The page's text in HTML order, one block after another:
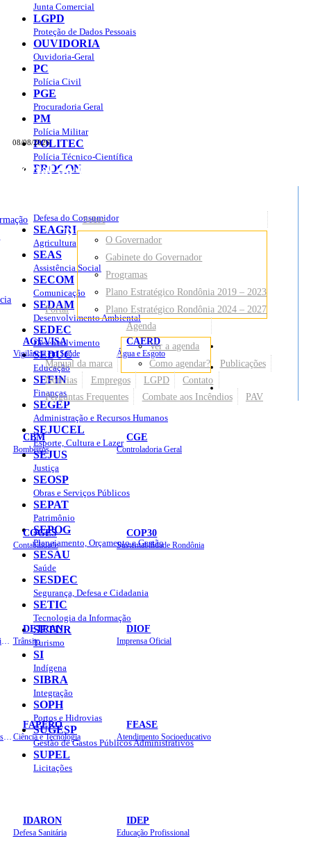
08/08/2026
Portal do Governo do
Rondônia
AGEVISA
Vigilância em Saúde
CAERD
Água e Esgoto
CBM
Bombeiros
CGE
Controladoria Geral
COGES
Contabilidade
COP30
Sustentabilidade Rondônia
DETRAN
Trânsito
DIOF
Imprensa Oficial
FAPERO
Ciência e Tecnologia
FEASE
Atendimento Socioeducativo
IDARON
Defesa Sanitária
IDEP
Educação Profissional
Sites
Portal
Sobre
O Governador
Gabinete do Governador
Programas
Plano Estratégico Rondônia 2019 – 2023
Plano Estratégico Rondônia 2024 – 2027
Manual da marca
Agenda
Ver a agenda
Como agendar?
Publicações
Notícias
Empregos LGPD
Contato
Perguntas Frequentes
Combate aos Incêndios PAV
Junta Comercial
LGPD
Proteção de Dados Pessoais
OUVIDORIA
Ouvidoria-Geral
PC
Polícia Civil
PGE
Procuradoria Geral
PM
Polícia Militar
POLITEC
Polícia Técnico-Científica
PROCON
Defesa do Consumidor
SEAGRI
Agricultura
SEAS
Assistência Social
SECOM
Comunicação
SEDAM
Desenvolvimento Ambiental
SEDEC
Desenvolvimento
SEDUC
Educação
SEFIN
Finanças
SEGEP
Administração e Recursos Humanos
SEJUCEL
Esporte, Cultura e Lazer
SEJUS
Justiça
SEOSP
Obras e Serviços Públicos
SEPAT
Patrimônio
SEPOG
Planejamento, Orçamento e Gestão
SESAU
Saúde
SESDEC
Segurança, Defesa e Cidadania
SETIC
Tecnologia da Informação
SETUR
Turismo
SI
Indígena
SIBRA
Integração
SOPH
Portos e Hidrovias
SUGESP
Gestão de Gastos Públicos Administrativos
SUPEL
Licitações